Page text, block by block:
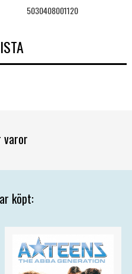
5030408001120
varor
köpt: